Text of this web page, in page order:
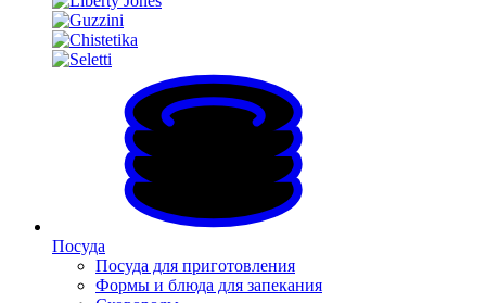
Посуда
Посуда для приготовления
Формы и блюда для запекания